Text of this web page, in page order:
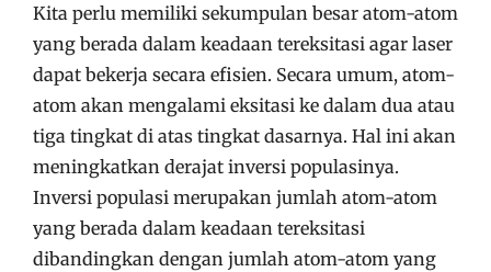
Kita perlu memiliki sekumpulan besar atom-atom
yang berada dalam keadaan tereksitasi agar laser
dapat bekerja secara efisien. Secara umum, atom-
atom akan mengalami eksitasi ke dalam dua atau
tiga tingkat di atas tingkat dasarnya. Hal ini akan
meningkatkan derajat inversi populasinya.
Inversi populasi merupakan jumlah atom-atom
yang berada dalam keadaan tereksitasi
dibandingkan dengan jumlah atom-atom yang